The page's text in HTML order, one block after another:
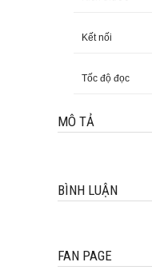
Kết nối
Tốc độ đọc
MÔ TẢ
BÌNH LUẬN
FAN PAGE